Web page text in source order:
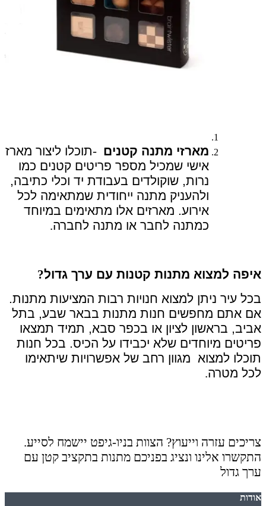
מארזי מתנה קטנים -תוכלו ליצור מארז
אישי שמכיל מספר פריטים קטנים כמו
נרות, שוקולדים בעבודת יד וכלי כתיבה,
ולהעניק מתנה ייחודית שמתאימה לכל
אירוע. מארזים אלו מתאימים במיוחד
כמתנה לחבר או מתנה לחברה.
איפה למצוא מתנות קטנות עם ערך גדול?
בכל עיר ניתן למצוא חנויות רבות המציעות מתנות.
אם אתם מחפשים חנות מתנות בבאר שבע, בתל
אביב, בראשון לציון או בכפר סבא, תמיד תמצאו
פריטים מיוחדים שלא יכבידו על הכיס. בכל חנות
תוכלו למצוא מגוון רחב של אפשרויות שיתאימו
לכל מטרה.
צריכים עזרה וייעוץ? הצוות בניו-גיפט יישמח לסייע.
התקשרו אלינו ונציג בפניכם מתנות בתקציב קטן עם
ערך גדול
אודות